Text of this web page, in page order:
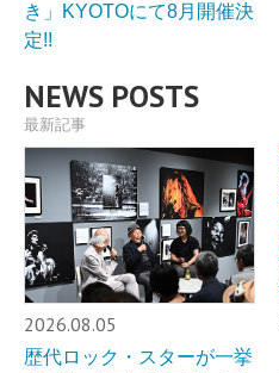
き」KYOTOにて8月開催決
定!!
NEWS POSTS
最新記事
2026.08.05
歴代ロック・スターが一挙